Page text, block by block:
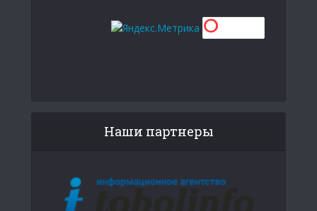
Наши партнеры